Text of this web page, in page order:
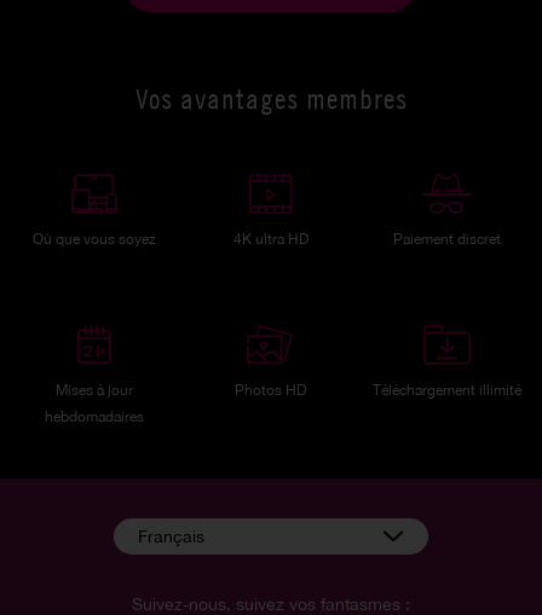
Vos avantages membres
Où que vous soyez 4K ultra HD Paiement discret
Mises à jour
hebdomadaires
Photos HD Téléchargement illimité
Suivez-nous, suivez vos fantasmes :
Français